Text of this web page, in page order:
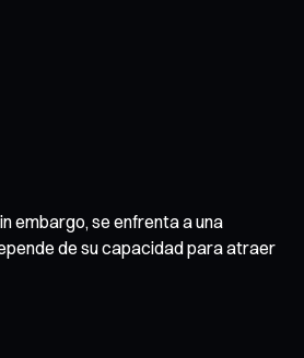
embargo, se enfrenta a una
de su capacidad para atraer